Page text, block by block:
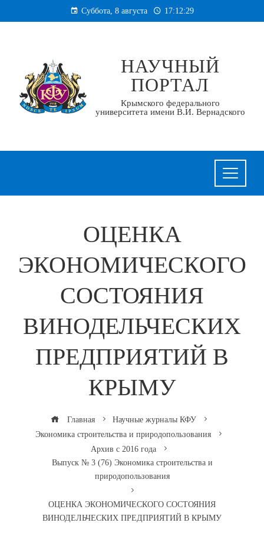
к
Суббота, 8 августа 17:12:31
НАУЧНЫЙ
ПОРТАЛ
Крымского федерального
университета имени В.И. Вернадского
ОЦЕНКА
ЭКОНОМИЧЕСКОГО
СОСТОЯНИЯ
ВИНОДЕЛЬЧЕСКИХ
ПРЕДПРИЯТИЙ В
КРЫМУ
Главная
Научные журналы КФУ
Экономика строительства и природопользования
Архив с 2016 года
Выпуск № 3 (76) Экономика строительства и
природопользования
ОЦЕНКА ЭКОНОМИЧЕСКОГО СОСТОЯНИЯ
ВИНОДЕЛЬЧЕСКИХ ПРЕДПРИЯТИЙ В КРЫМУ